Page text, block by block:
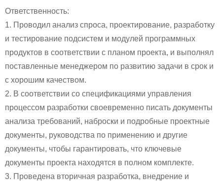
Ответственность:
1. Проводил анализ спроса, проектирование, разработку
и тестирование подсистем и модулей программных
продуктов в соответствии с планом проекта, и выполнял
поставленные менеджером по развитию задачи в срок и
с хорошим качеством.
2. В соответствии со спецификациями управления
процессом разработки своевременно писать документы
анализа требований, наброски и подробные проектные
документы, руководства по применению и другие
документы, чтобы гарантировать, что ключевые
документы проекта находятся в полном комплекте.
3. Проведена вторичная разработка, внедрение и